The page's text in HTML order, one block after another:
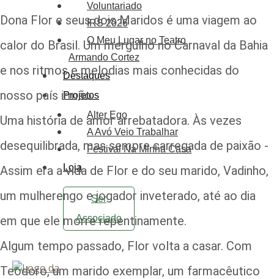
Voluntariado
IRS 2026
O Meu Lugar no Teatro
Armando Cortez
Destaques
Projetos
Alter Ego
A Avó Veio Trabalhar
Festival Na Minha Casa
Loja
Ser
Associado
Dona Flor e seus dois Maridos é uma viagem ao
calor do Brasil. Um mergulho no Carnaval da Bahia
e nos ritmos e melodias mais conhecidas do
nosso país irmão.
Uma história de amor arrebatadora. Às vezes
desequilibrada, mas sempre carregada de paixão -
Assim era a vida de Flor e do seu marido, Vadinho,
um mulherengo e jogador inveterado, até ao dia
em que ele morre repentinamente.
Algum tempo passado, Flor volta a casar. Com
Teodoro, um marido exemplar, um farmacêutico